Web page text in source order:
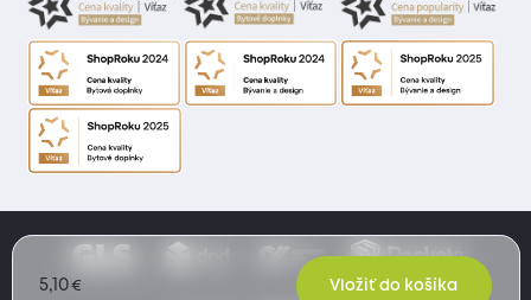
5,10€ Vložiť do košíka